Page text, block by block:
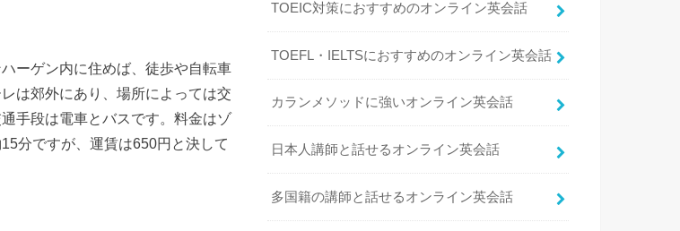
ーゲン内に住めば、徒歩や自転車
は郊外にあり、場所によっては交
手段は電車とバスです。料金はゾ
分ですが、運賃は650円と決して
TOEIC対策におすすめのオンライン英会話
TOEFL・IELTSにおすすめのオンライン英会話
カランメソッドに強いオンライン英会話
日本人講師と話せるオンライン英会話
多国籍の講師と話せるオンライン英会話